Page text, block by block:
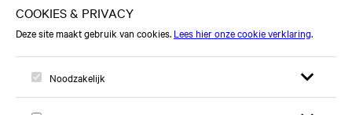
WO 15 APR
NEVERMIND THE VULVAS:
PUNK MET EEN MISSIE
We blikken met Milk Maders, Hannah